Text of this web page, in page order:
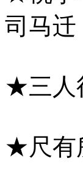
司马迁
★三人
★尺有